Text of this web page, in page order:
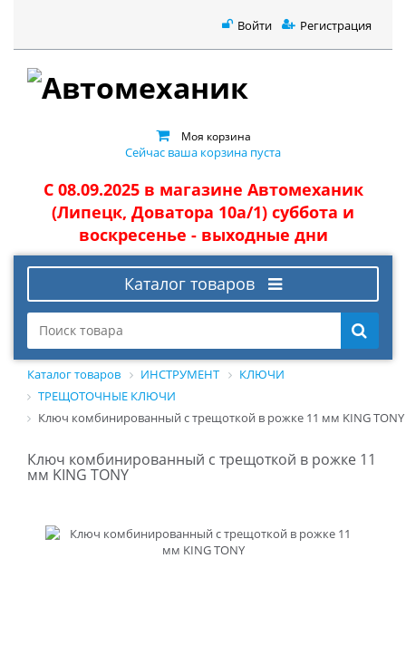
Войти Регистрация
Моя корзина
Сейчас ваша корзина пуста
С 08.09.2025 в магазине Автомеханик
(Липецк, Доватора 10а/1) суббота и
воскресенье - выходные дни
Каталог товаров
Каталог товаров ИНСТРУМЕНТ
КЛЮЧИ
ТРЕЩОТОЧНЫЕ КЛЮЧИ
Ключ комбинированный с трещоткой в рожке 11 мм KING TONY
Ключ комбинированный с трещоткой в рожке 11
мм KING TONY